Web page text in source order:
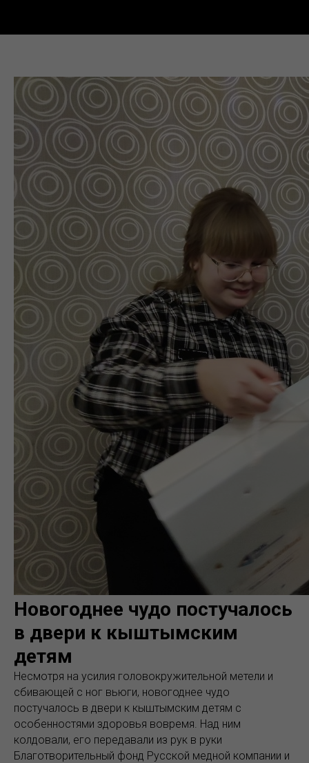
Новогоднее чудо постучалось
в двери к кыштымским
детям
Несмотря на усилия головокружительной метели и
сбивающей с ног вьюги, новогоднее чудо
постучалось в двери к кыштымским детям с
особенностями здоровья вовремя. Над ним
колдовали, его передавали из рук в руки
Благотворительный фонд Русской медной компании и